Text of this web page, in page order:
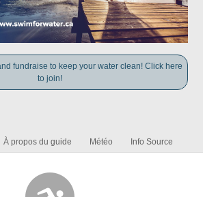
fundraise to keep your water clean! Click here
to join!
À propos du guide Météo Info Source